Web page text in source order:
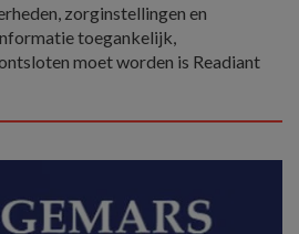
zorginstellingen en
toegankelijk,
moet worden is Readiant